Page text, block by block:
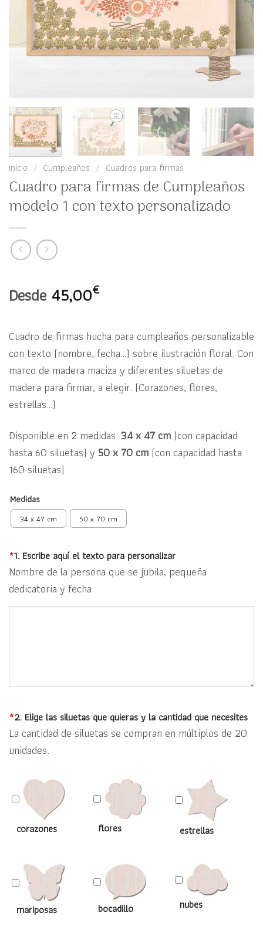
Inicio / Cumpleaños / Cuadros para firmas
Cuadro para firmas de Cumpleaños
modelo 1 con texto personalizado
Desde 45,00€
Cuadro de firmas hucha para cumpleaños personalizable
con texto (nombre, fecha…) sobre ilustración floral. Con
marco de madera maciza y diferentes siluetas de
madera para firmar, a elegir. (Corazones, flores,
estrellas…)
Disponible en 2 medidas: 34 x 47 cm (con capacidad
hasta 60 siluetas) y 50 x 70 cm (con capacidad hasta
160 siluetas)
Medidas
34 x 47 cm 50 x 70 cm
*1. Escribe aquí el texto para personalizar
Nombre de la persona que se jubila, pequeña
dedicatoria y fecha
*2. Elige las siluetas que quieras y la cantidad que necesites
La cantidad de siluetas se compran en múltiplos de 20
unidades.
corazones flores estrellas
mariposas bocadillo nubes